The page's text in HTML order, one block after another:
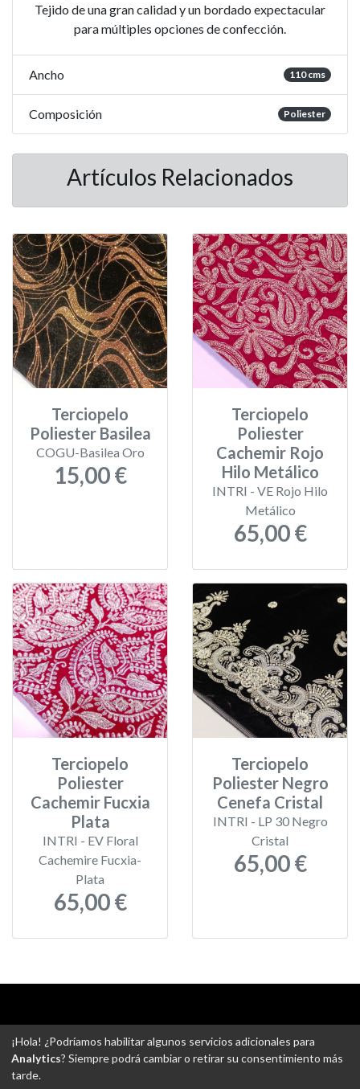
Tejido de una gran calidad y un bordado expectacular
para múltiples opciones de confección.
Ancho 110 cms
Composición Poliester
Artículos Relacionados
Terciopelo
Poliester Basilea
COGU-Basilea Oro
15,00 €
Terciopelo
Poliester
Cachemir Rojo
Hilo Metálico
INTRI - VE Rojo Hilo
Metálico
65,00 €
Terciopelo
Poliester
Cachemir Fucxia
Plata
INTRI - EV Floral
Cachemire Fucxia-
Plata
65,00 €
Terciopelo
Poliester Negro
Cenefa Cristal
INTRI - LP 30 Negro
Cristal
65,00 €
-Gastos de envío-Uso de cookies-Ajustes de Cookies
¡Hola! ¿Podríamos habilitar algunos servicios adicionales para
Analytics? Siempre podrá cambiar o retirar su consentimiento más
tarde.